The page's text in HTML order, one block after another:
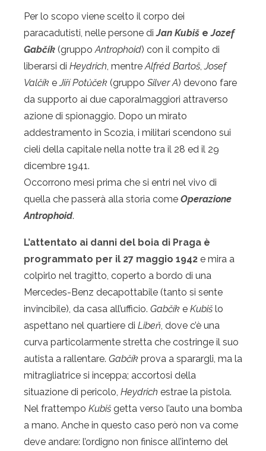
Per lo scopo viene scelto il corpo dei
paracadutisti, nelle persone diJan Kubiš e Jozef
Gabčík (gruppoAntrophoid) con il compito di
liberarsi di Heydrich, mentreAlfréd Bartoš,Josef
Valčík eJiří Potůček (gruppo Silver A) devono fare
da supporto ai due caporalmaggiori attraverso
azione di spionaggio. Dopo un mirato
addestramento in Scozia, i militari scendono sui
cieli della capitale nella notte tra il 28 ed il 29
dicembre 1941.
Occorrono mesi prima che si entri nel vivo di
quella che passerà alla storia come Operazione
Antrophoid.
L’attentato ai danni del boia di Praga è
programmato per il 27 maggio 1942 e mira a
colpirlo nel tragitto, coperto a bordo di una
Mercedes-Benz decapottabile (tanto si sente
invincibile), da casa all’ufficio. Gabčík e Kubiš lo
aspettano nel quartiere di Libeň, dove c’è una
curva particolarmente stretta che costringe il suo
autista a rallentare. Gabčík prova a sparargli, ma la
mitragliatrice si inceppa; accortosi della
situazione di pericolo, Heydrich estrae la pistola.
Nel frattempo Kubiš getta verso l’auto una bomba
a mano. Anche in questo caso però non va come
deve andare: l’ordigno non finisce all’interno del